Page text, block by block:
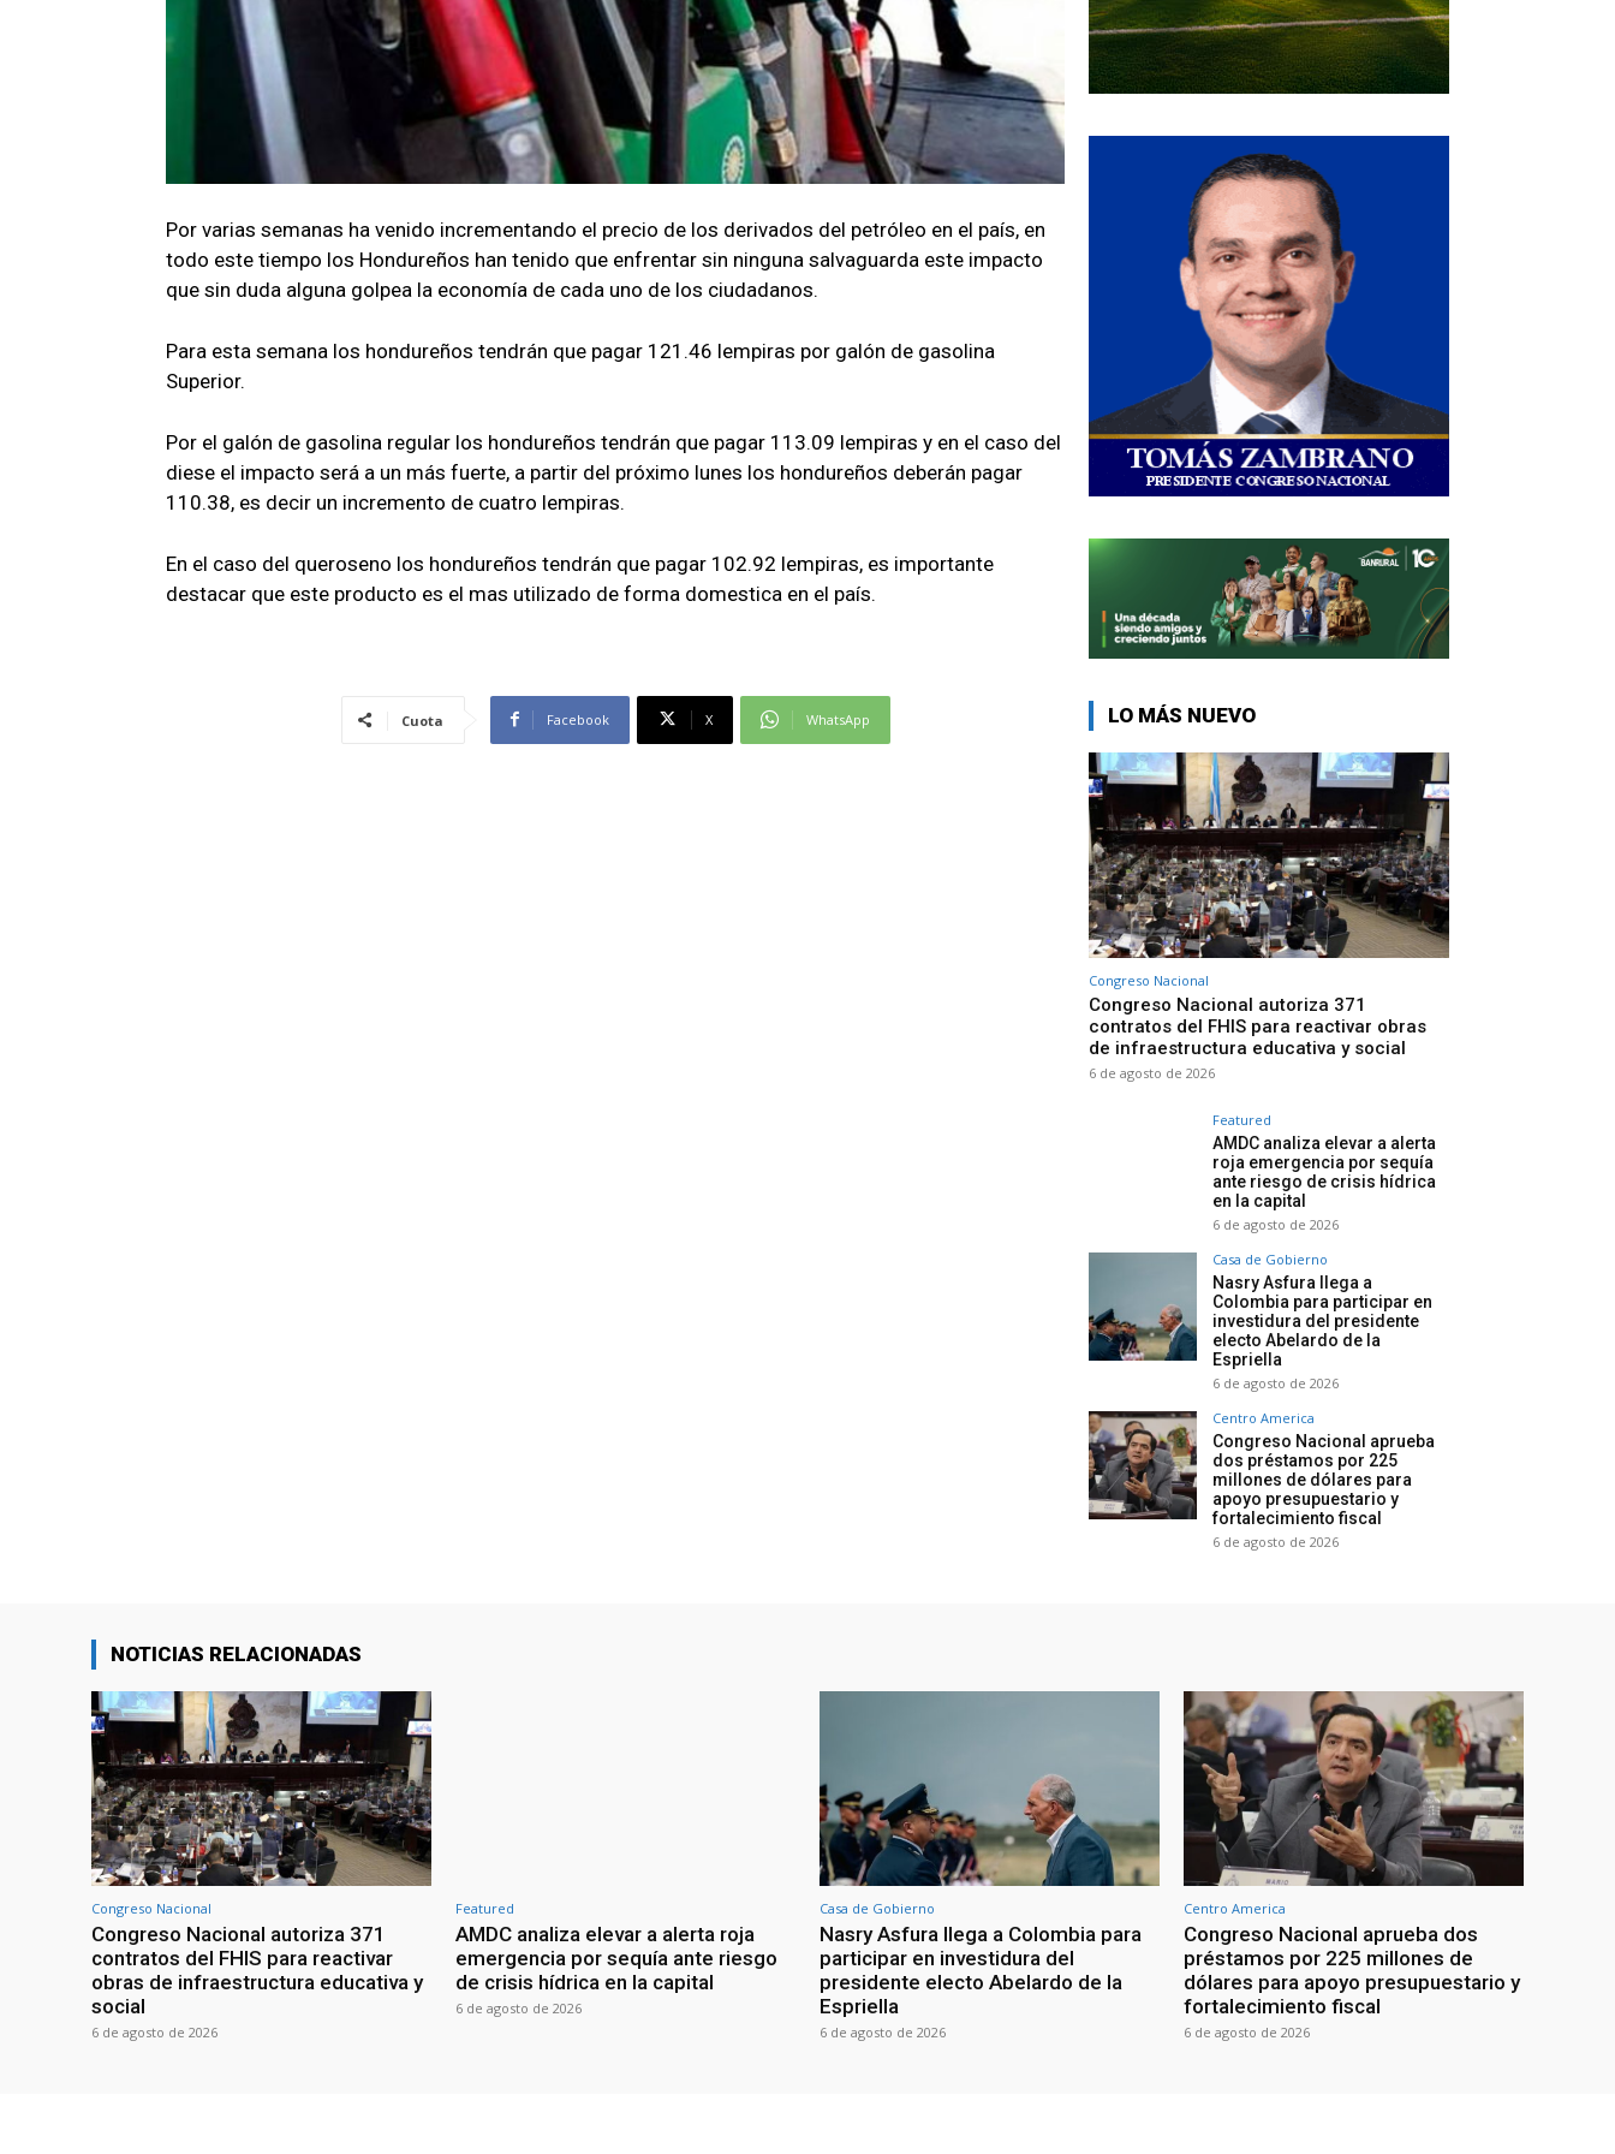
Por varias semanas ha venido incrementando el precio de los derivados del petróleo en el país, en
todo este tiempo los Hondureños han tenido que enfrentar sin ninguna salvaguarda este impacto
que sin duda alguna golpea la economía de cada uno de los ciudadanos.
Para esta semana los hondureños tendrán que pagar 121.46 lempiras por galón de gasolina
Superior.
Por el galón de gasolina regular los hondureños tendrán que pagar 113.09 lempiras y en el caso del
diese el impacto será a un más fuerte, a partir del próximo lunes los hondureños deberán pagar
110.38, es decir un incremento de cuatro lempiras.
En el caso del queroseno los hondureños tendrán que pagar 102.92 lempiras, es importante
destacar que este producto es el mas utilizado de forma domestica en el país.
Cuota Facebook X WhatsApp LO MÁS NUEVO
Congreso Nacional
Congreso Nacional autoriza 371
contratos del FHIS para reactivar obras
de infraestructura educativa y social
6 de agosto de 2026
Featured
AMDC analiza elevar a alerta
roja emergencia por sequía
ante riesgo de crisis hídrica
en la capital
6 de agosto de 2026
Casa de Gobierno
Nasry Asfura llega a
Colombia para participar en
investidura del presidente
electo Abelardo de la
Espriella
6 de agosto de 2026
Centro America
Congreso Nacional aprueba
dos préstamos por 225
millones de dólares para
apoyo presupuestario y
fortalecimiento fiscal
6 de agosto de 2026
NOTICIAS RELACIONADAS
Congreso Nacional
Congreso Nacional autoriza 371
contratos del FHIS para reactivar
obras de infraestructura educativa y
social
6 de agosto de 2026
Featured
AMDC analiza elevar a alerta roja
emergencia por sequía ante riesgo
de crisis hídrica en la capital
6 de agosto de 2026
Casa de Gobierno
Nasry Asfura llega a Colombia para
participar en investidura del
presidente electo Abelardo de la
Espriella
6 de agosto de 2026
Centro America
Congreso Nacional aprueba dos
préstamos por 225 millones de
dólares para apoyo presupuestario y
fortalecimiento fiscal
6 de agosto de 2026